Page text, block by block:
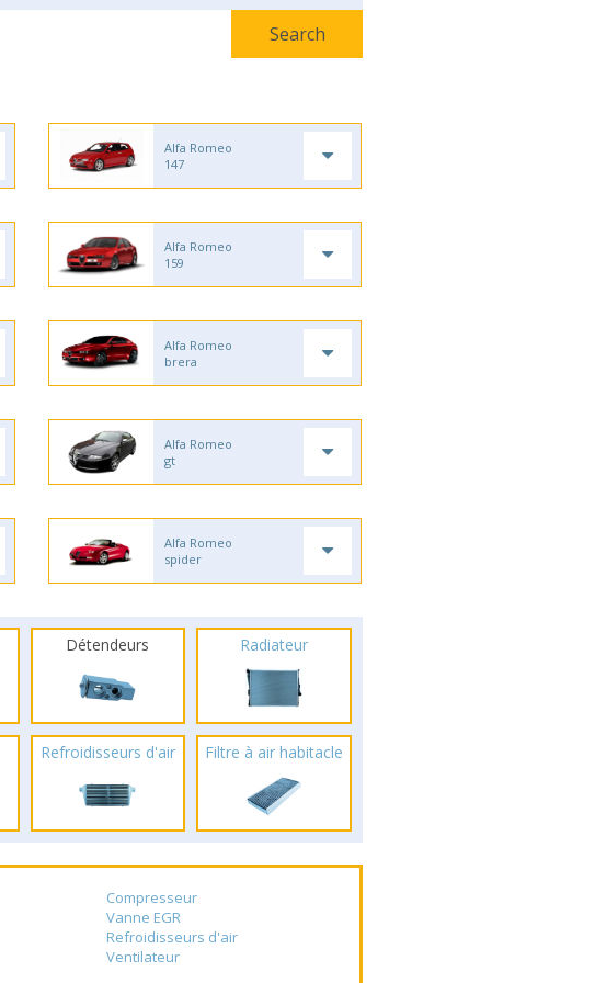
Alfa Romeo
147
Alfa Romeo
159
Alfa Romeo
brera
Alfa Romeo
gt
Alfa Romeo
spider
Détendeurs Radiateur
Refroidisseurs d'air Filtre à air habitacle
Compresseur
Vanne EGR
Refroidisseurs d'air
Ventilateur